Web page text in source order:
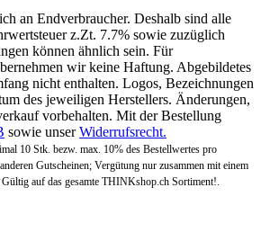
an Endverbraucher. Deshalb sind alle
z.Zt. 7.7% sowie zuzüglich
können ähnlich sein. Für
wir keine Haftung. Abgebildetes
nicht enthalten. Logos, Bezeichnungen
des jeweiligen Herstellers. Änderungen,
vorbehalten. Mit der Bestellung
sowie unserWiderrufsrecht.
10 Stk. bezw. max. 10% des Bestellwertes pro
Gutscheinen; Vergütung nur zusammen mit einem
auf das gesamte THINKshop.ch Sortiment!.